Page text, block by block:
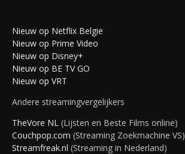
Nieuw op Netflix Belgie
Nieuw op Prime Video
Nieuw op Disney+
Nieuw op BE TV GO
Nieuw op VRT
Andere streamingvergelijkers
TheVore NL (Lijsten en Beste Films online)
Couchpop.com (Streaming Zoekmachine VS)
Streamfreak.nl (Streaming in Nederland)